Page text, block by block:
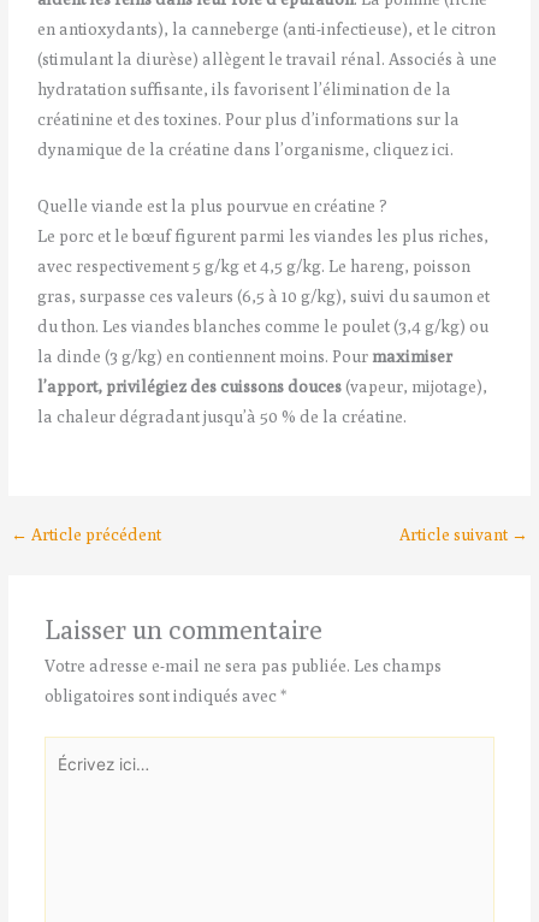
en antioxydants), la canneberge (anti-infectieuse), et le citron
(stimulant la diurèse) allègent le travail rénal. Associés à une
hydratation suffisante, ils favorisent l’élimination de la
créatinine et des toxines. Pour plus d’informations sur la
dynamique de la créatine dans l’organisme, cliquez ici.
Quelle viande est la plus pourvue en créatine ?
Le porc et le bœuf figurent parmi les viandes les plus riches,
avec respectivement 5 g/kg et 4,5 g/kg. Le hareng, poisson
gras, surpasse ces valeurs (6,5 à 10 g/kg), suivi du saumon et
du thon. Les viandes blanches comme le poulet (3,4 g/kg) ou
la dinde (3 g/kg) en contiennent moins. Pour maximiser
l’apport, privilégiez des cuissons douces(vapeur, mijotage),
la chaleur dégradant jusqu’à 50 % de la créatine.
← Article précédent Article suivant →
Laisser un commentaire
Votre adresse e-mail ne sera pas publiée. Les champs
obligatoires sont indiqués avec*
Écrivez